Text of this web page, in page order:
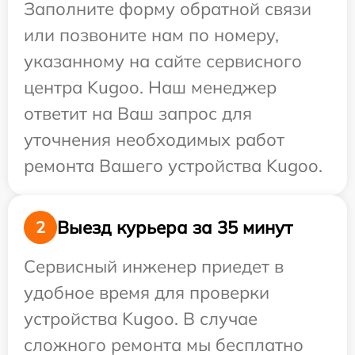
Заполните форму обратной связи
или позвоните нам по номеру,
указанному на сайте сервисного
центра Kugoo. Наш менеджер
ответит на Ваш запрос для
уточнения необходимых работ
ремонта Вашего устройства Kugoo.
2
Выезд курьера за 35 минут
Сервисный инженер приедет в
удобное время для проверки
устройства Kugoo. В случае
сложного ремонта мы бесплатно